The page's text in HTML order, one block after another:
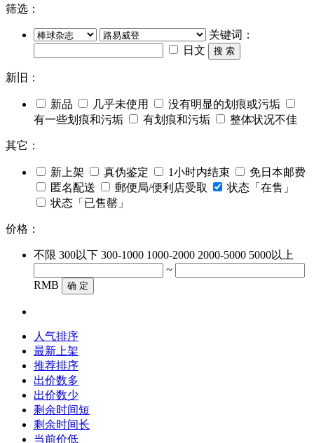
筛选：
关键词：
日文
搜 索
新旧：
新品 几乎未使用
没有明显的划痕或污垢
有一些划痕和污垢
有划痕和污垢 整体状况不佳
其它：
新上架 真伪鉴定 1小时内结束
免日本邮费
匿名配送
郵便局/便利店受取
状态「在售」
状态「已售罄」
价格：
不限 300以下 300-1000 1000-2000 2000-5000 5000以上
~
RMB
确 定
人气排序
最新上架
推荐排序
出价数多
出价数少
剩余时间短
剩余时间长
当前价低